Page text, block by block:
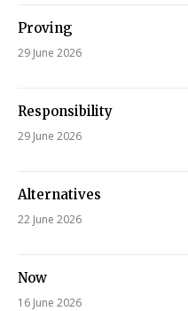
Proving
29 June 2026
Responsibility
29 June 2026
Alternatives
22 June 2026
Now
16 June 2026